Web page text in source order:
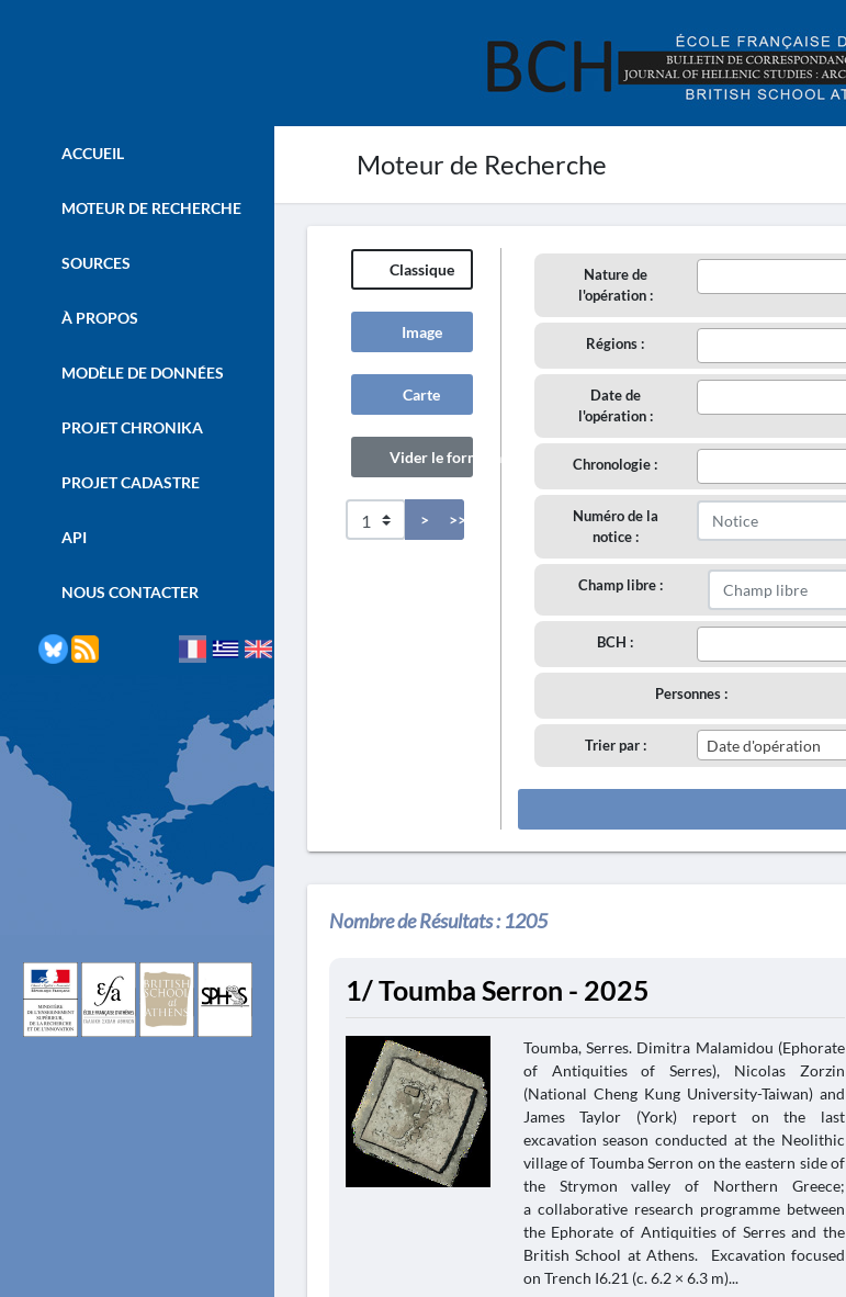
Moteur de Recherche
ACCUEIL
MOTEUR DE RECHERCHE
SOURCES
À PROPOS
MODÈLE DE DONNÉES
PROJET CHRONIKA
PROJET CADASTRE
API
NOUS CONTACTER
Classique
Image
Carte
Vider le formulaire
> >>
Nature de
l'opération :
Régions :
Date de
l'opération :
Chronologie :
Numéro de la
notice :
Champ libre :
BCH :
Personnes :
Trier par : Date d'opération
Nombre de Résultats :1205
1/ Toumba Serron - 2025
Toumba, Serres. Dimitra Malamidou (Ephorate
of Antiquities of Serres), Nicolas Zorzin
(National Cheng Kung University-Taiwan) and
James Taylor (York) report on the last
excavation season conducted at the Neolithic
village of Toumba Serron on the eastern side of
the Strymon valley of Northern Greece;
a collaborative research programme between
the Ephorate of Antiquities of Serres and the
British School at Athens. Excavation focused
on Trench I6.21 (c. 6.2 × 6.3 m)...